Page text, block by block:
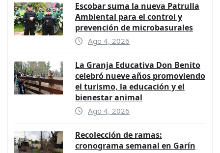
Escobar suma la nueva Patrulla
Ambiental para el control y
prevención de microbasurales
Ago 4, 2026
La Granja Educativa Don Benito
celebró nueve años promoviendo
el turismo, la educación y el
bienestar animal
Ago 4, 2026
Recolección de ramas:
cronograma semanal en Garín